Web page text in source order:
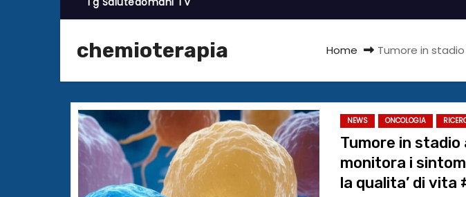
chemioterapia Home Tumore in
NEWS ONCOLOGIA
Tumore in
monitora i
la qualita’ di vita